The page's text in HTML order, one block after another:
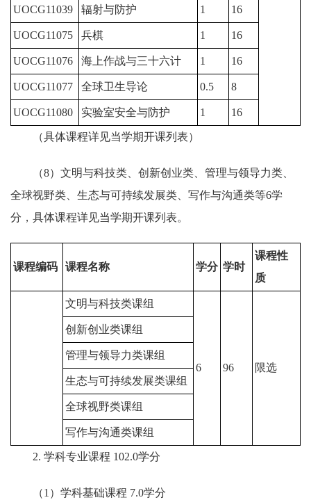
UOCG11039 辐射与防护 1 16
UOCG11075 兵棋 1 16
UOCG11076 海上作战与三十六计 1 16
UOCG11077 全球卫生导论 0.5 8
UOCG11080 实验室安全与防护 1 16
（具体课程详见当学期开课列表）
（8）文明与科技类、创新创业类、管理与领导力类、
全球视野类、生态与可持续发展类、写作与沟通类等6学
分，具体课程详见当学期开课列表。
课程编码 课程名称 学分 学时
课程性
质
文明与科技类课组
6 96 限选
创新创业类课组
管理与领导力类课组
生态与可持续发展类课组
全球视野类课组
写作与沟通类课组
2. 学科专业课程 102.0学分
（1）学科基础课程 7.0学分